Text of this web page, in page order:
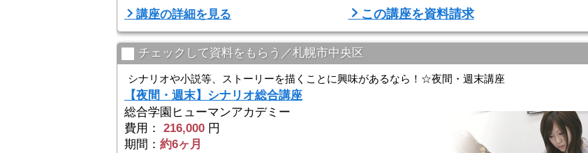
【初心者からでも安心な現役クリエイターからの直接指導】
...
講座の詳細を見る この講座を資料請求
チェックして資料をもらう／札幌市中央区
シナリオや小説等、ストーリーを描くことに興味があるなら！☆夜間・週末講座
【夜間・週末】シナリオ総合講座
総合学園ヒューマンアカデミー
費用：
216,000 円
期間： 約6ヶ月